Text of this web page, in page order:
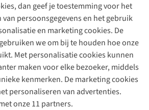
dan geef je toestemming voor het
persoonsgegevens en het gebruik
en marketing cookies. De
we om bij te houden hoe onze
Met personalisatie cookies kunnen
maken voor elke bezoeker, middels
kenmerken. De marketing cookies
personaliseren van advertenties.
onze 11 partners.
88